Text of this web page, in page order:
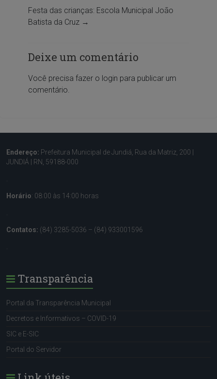
Festa das crianças: Escola Municipal João
Batista da Cruz →
Deixe um comentário
Você precisa fazer o login para publicar um
comentário.
Endereço: Prefeitura Municipal de Jundiá, Rua da Matriz, 200 |
JUNDIÁ | RN, 59188-000
.
Horário: 08:00 às 14:00 horas
.
Contatos: (84) 3285-5036 – (84) 933001596
.
Transparência
Portal da Transparência Municipal
Decretos e Informativos – COVID-19
SIC e E-SIC
Portal do Servidor